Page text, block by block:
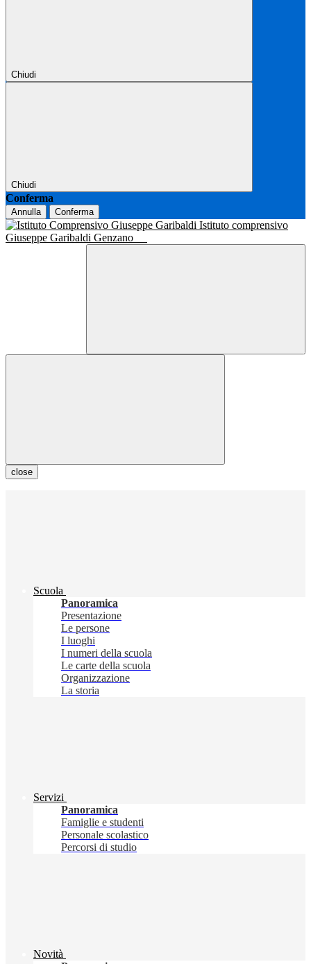
Chiudi
Chiudi
Conferma
Annulla Conferma
Istituto comprensivo
Giuseppe Garibaldi Genzano
close
Scuola
Panoramica
Presentazione
Le persone
I luoghi
I numeri della scuola
Le carte della scuola
Organizzazione
La storia
Servizi
Panoramica
Famiglie e studenti
Personale scolastico
Percorsi di studio
Novità